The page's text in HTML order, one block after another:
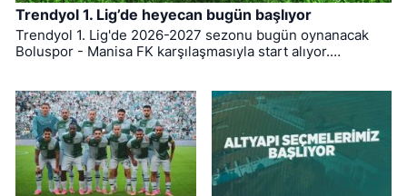
Trendyol 1. Lig’de heyecan bugün başlıyor
Trendyol 1. Lig'de 2026-2027 sezonu bugün oynanacak
Boluspor - Manisa FK karşılaşmasıyla start alıyor.